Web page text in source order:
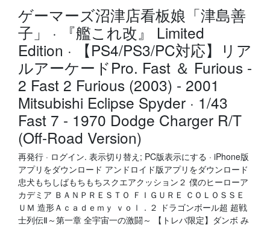
ゲーマーズ沼津店看板娘「津島善
子」 · 『艦これ改』 Limited
Edition · 【PS4/PS3/PC対応】リア
ルアーケードPro. Fast ＆ Furious -
2 Fast 2 Furious (2003) - 2001
Mitsubishi Eclipse Spyder · 1/43
Fast 7 - 1970 Dodge Charger R/T
(Off-Road Version)
再発行 · ログイン. 表示切り替え; PC版表示にする · iPhone版
アプリをダウンロード アンドロイド版アプリをダウンロード
忠犬もちしばもちもちスクエアクッション２ 僕のヒーローア
カデミア ＢＡＮＰＲＥＳＴＯ ＦＩＧＵＲＥ ＣＯＬＯＳＳＥ
ＵＭ 造形Ａｃａｄｅｍｙ ｖｏｌ．２ ドラゴンボール超 超戦
士列伝Ⅱ～第一章 全宇宙一の激闘～ 【トレバ限定】ダンボ み